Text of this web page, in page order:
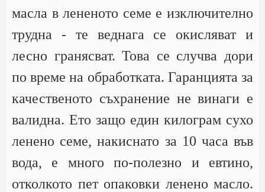
масла в лененото семе е изключително
трудна - те веднага се окисляват и
лесно гранясват. Това се случва дори
по време на обработката. Гаранцията за
качественото съхранение не винаги е
валидна. Ето защо един килограм сухо
ленено семе, накиснато за 10 часа във
вода, е много по-полезно и евтино,
отколкото пет опаковки ленено масло.